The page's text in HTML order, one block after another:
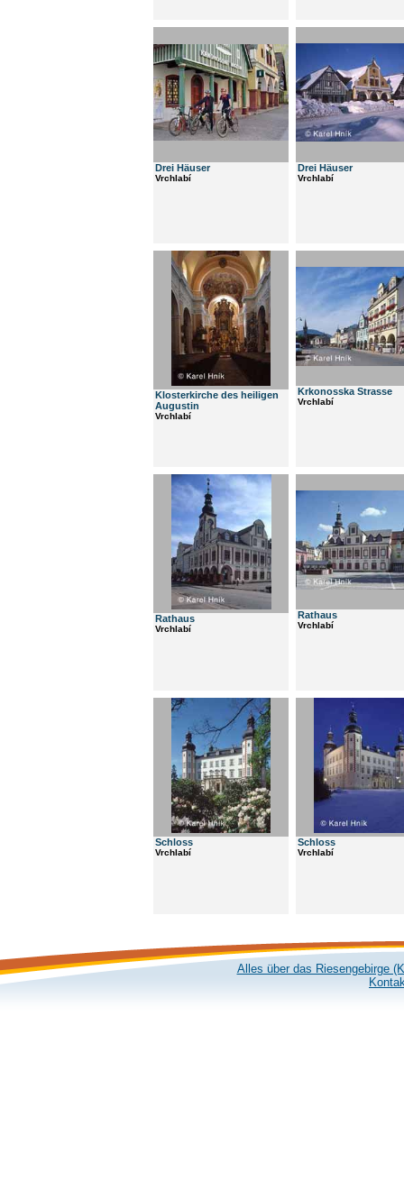
Drei Häuser
Vrchlabí
Drei Häuser
Vrchlabí
Klosterkirche des heiligen
Augustin
Vrchlabí
Krkonosska Strasse
Vrchlabí
Rathaus
Vrchlabí
Rathaus
Vrchlabí
Schloss
Vrchlabí
Schloss
Vrchlabí
Alles über das Riesengebirge